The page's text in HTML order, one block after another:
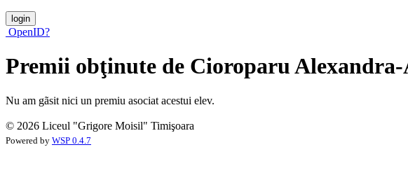
OpenID?
Premii obţinute de Cioroparu Alexandra-
Nu am gãsit nici un premiu asociat acestui elev.
© 2026 Liceul "Grigore Moisil" Timişoara
Powered by WSP 0.4.7